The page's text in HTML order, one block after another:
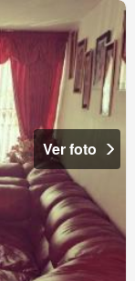
Ver foto